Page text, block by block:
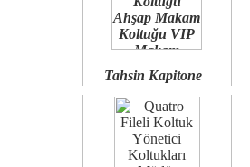
Tahsin Kapitone